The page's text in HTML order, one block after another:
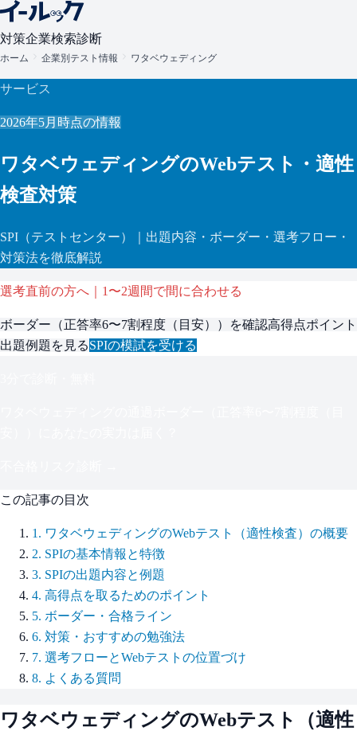
対策企業検索診断
ホーム 企業別テスト情報 ワタベウェディング
サービス
2026年5月 時点の情報
ワタベウェディングのWebテスト・適性
検査対策
SPI （テストセンター）
｜出題内容・ボーダー・選考フロー・
対策法を徹底解説
選考直前の方へ｜1〜2週間で間に合わせる
ボーダー（正答率6〜7割程度（目安） ）を確認高得点ポイント
出題例題を見るSPIの模試を受ける
この記事の目次
1 . ワタベウェディングのWebテスト（適性検査）の概要
2. SPIの基本情報と特徴
3. SPIの出題内容と例題
4. 高得点を取るためのポイント
5. ボーダー・合格ライン
6. 対策・おすすめの勉強法
7. 選考フローとWebテストの位置づけ
8. よくある質問
ワタベウェディングのWebテスト（適性